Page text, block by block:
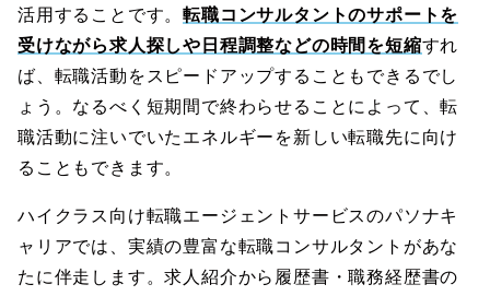
活用することです。転職コンサルタントのサポートを
受けながら求人探しや日程調整などの時間を短縮すれ
ば、転職活動をスピードアップすることもできるでし
ょう。なるべく短期間で終わらせることによって、転
職活動に注いでいたエネルギーを新しい転職先に向け
ることもできます。
ハイクラス向け転職エージェントサービスのパソナキ
ャリアでは、実績の豊富な転職コンサルタントがあな
たに伴走します。求人紹介から履歴書・職務経歴書の